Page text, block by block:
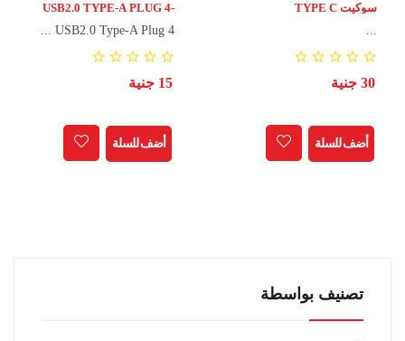
سوكيت TYPE C
...
30 جنية
أضف للسلة
USB2.0 TYPE-A PLUG 4-
CONNECTOR JACK WITH
USB2.0 Type-A Plug 4 ...
15 جنية
أضف للسلة
تصنيف بواسطة